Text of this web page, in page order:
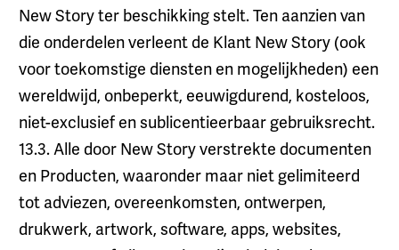
New Story ter beschikking stelt. Ten aanzien van
die onderdelen verleent de Klant New Story (ook
voor toekomstige diensten en mogelijkheden) een
wereldwijd, onbeperkt, eeuwigdurend, kosteloos,
niet-exclusief en sublicentieerbaar gebruiksrecht.
13.3. Alle door New Story verstrekte documenten
en Producten, waaronder maar niet gelimiteerd
tot adviezen, overeenkomsten, ontwerpen,
drukwerk, artwork, software, apps, websites,